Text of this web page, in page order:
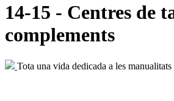
14-15 - Centres de
complements
Tota una vida dedicada a les